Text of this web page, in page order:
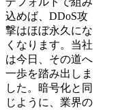
込めば、DDoS攻
撃はほぼ永久にな
くなります。当社
は今日、その道へ
一歩を踏み出しま
した。暗号化と同
じように、業界の